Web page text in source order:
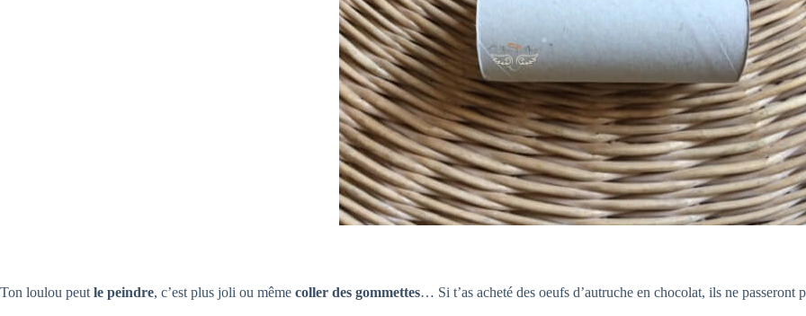
Ton loulou peut le peindre, c’est plus joli ou même coller des gommettes… Si t’as acheté des oeufs d’autruche en chocolat, ils ne passeront